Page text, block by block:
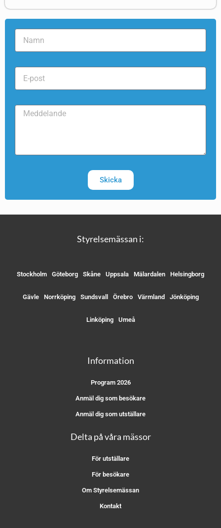
Skicka
Styrelsemässan i:
Stockholm Göteborg Skåne Uppsala Mälardalen Helsingborg
Gävle Norrköping Sundsvall Örebro Värmland Jönköping
Linköping Umeå
Information
Program 2026
Anmäl dig som besökare
Anmäl dig som utställare
Delta på våra mässor
För utställare
För besökare
Om Styrelsemässan
Kontakt